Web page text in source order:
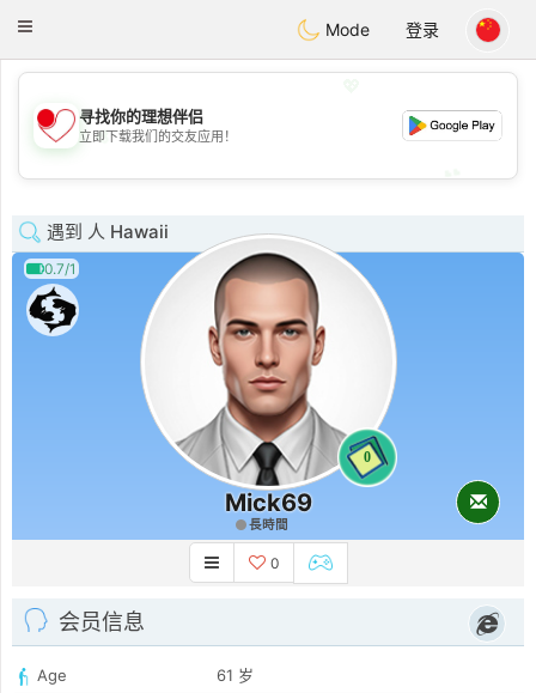
Chat
Toggle
Mode 登录
💖
💕
寻找你的理想伴侣
立即下载我们的交友应用！
遇到 人 Hawaii
0.7/1
0
Mick69
長時間
0
会员信息
Age
61 岁